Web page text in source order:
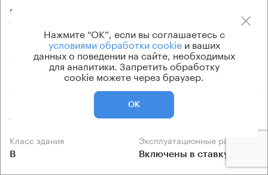
Бизнес-центр
Тверская 20 с3
Москва, Тверская улица, 20 с3
Пушкинская → 600 м ~6 мин
1043 кв.м от 42 600 Р/м² в год
Класс здания
B
Эксплуатационные расходы
Включены в ставку
Нажмите “ОК”, если вы соглашаетесь с
условиями обработки cookieи ваших
данных о поведении на сайте, необходимых
для аналитики. Запретить обработку
cookie можете через браузер.
ОК